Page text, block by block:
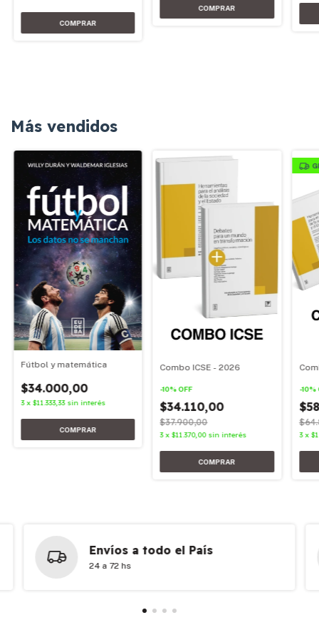
Más vendidos
Fútbol y matemática
$34.000,00
3 x $11.333,33 sin interés
Combo ICSE - 2026
-10%OFF
$34.110,00
$37.900,00
3 x$11.370,00 sin interés
-10%
3 x
Envíos a todo el País
24 a 72 hs